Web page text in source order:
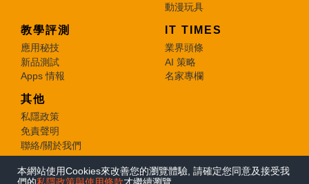
本網站使用Cookies來改善您的瀏覽體驗, 請確定您同意及接受我
動漫玩具
教學評測
應用秘技
新品測試
Apps 情報
IT TIMES
業界頭條
AI 策略
名家專欄
其他
私隱政策
免責聲明
聯絡/關於我們
© 2026 e-zone. All Rights Reserved.